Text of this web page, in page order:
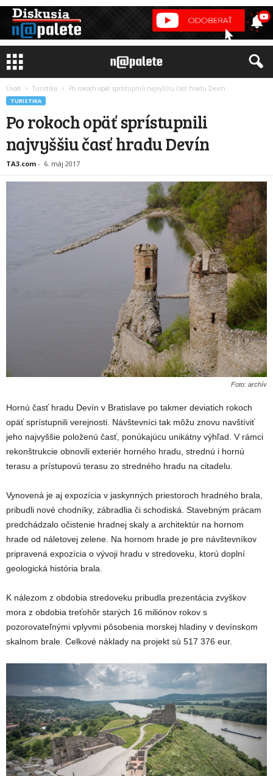
Úvod Turistika Po rokoch opäť sprístupnili najvyššiu časť hradu Devín
TURISTIKA
Po rokoch opäť sprístupnili
najvyššiu časť hradu Devín
TA3.com - 6. máj 2017
Foto: archív
Hornú časť hradu Devín v Bratislave po takmer deviatich rokoch
opäť sprístupnili verejnosti. Návštevníci tak môžu znovu navštíviť
jeho najvyššie položenú časť, ponúkajúcu unikátny výhľad. V rámci
rekonštrukcie obnovili exteriér horného hradu, strednú i hornú
terasu a prístupovú terasu zo stredného hradu na citadelu.
Vynovená je aj expozícia v jaskynných priestoroch hradného brala,
pribudli nové chodníky, zábradlia či schodiská. Stavebným prácam
predchádzalo očistenie hradnej skaly a architektúr na hornom
hrade od náletovej zelene. Na hornom hrade je pre návštevníkov
pripravená expozícia o vývoji hradu v stredoveku, ktorú doplní
geologická história brala.
K nálezom z obdobia stredoveku pribudla prezentácia zvyškov
mora z obdobia treťohôr starých 16 miliónov rokov s
pozorovateľnými vplyvmi pôsobenia morskej hladiny v devínskom
skalnom brale. Celkové náklady na projekt sú 517 376 eur.